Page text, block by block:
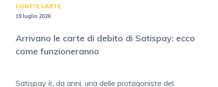
CONTI E CARTE
19 luglio 2026
Arrivano le carte di debito di Satispay: ecco
come funzioneranno
Satispay è, da anni, una delle protagoniste del